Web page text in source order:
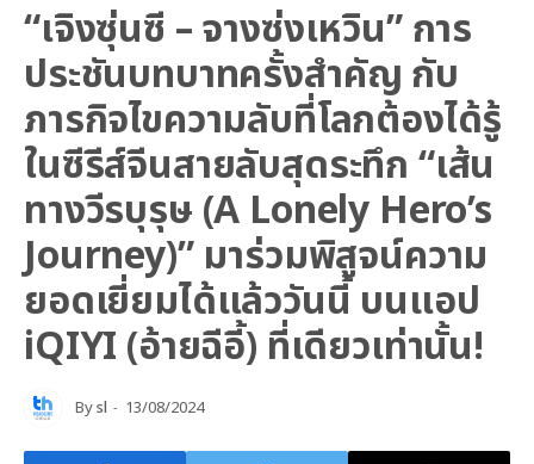
“เจิงซุ่นซี – จางซ่งเหวิน” การ
ประชันบทบาทครั้งสำคัญ กับ
ภารกิจไขความลับที่โลกต้องได้รู้
ในซีรีส์จีนสายลับสุดระทึก “เส้น
ทางวีรบุรุษ (A Lonely Hero’s
Journey)” มาร่วมพิสูจน์ความ
ยอดเยี่ยมได้แล้ววันนี้ บนแอป
iQIYI (อ้ายฉีอี้) ที่เดียวเท่านั้น!
Bysl 13/08/2024